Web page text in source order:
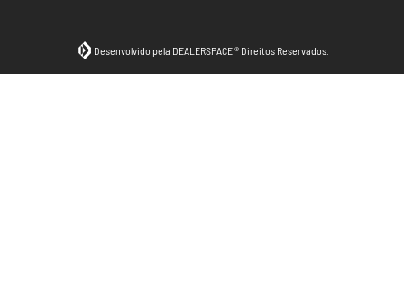
Desenvolvido pela DEALERSPACE ® Direitos Reservados.